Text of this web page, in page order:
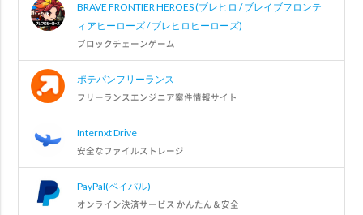
BRAVE FRONTIER HEROES (ブレヒロ / ブレイブフロンテ
ィアヒーローズ / ブレヒロヒーローズ)
ブロックチェーンゲーム
ポテパンフリーランス
フリーランスエンジニア案件情報サイト
Internxt Drive
安全なファイルストレージ
PayPal(ペイパル)
オンライン決済サービス かんたん＆安全